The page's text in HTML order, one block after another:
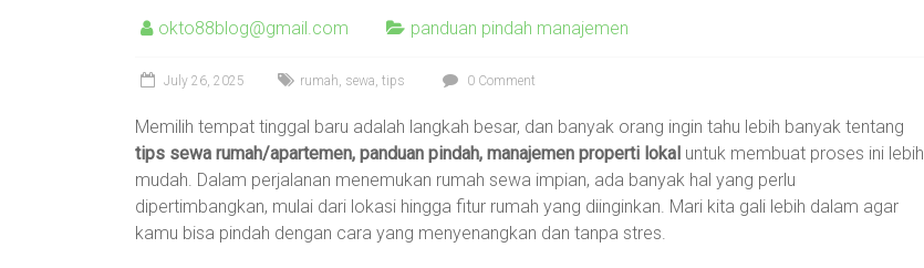
okto88blog@gmail.com panduan pindah manajemen
July 26, 2025 rumah, sewa, tips 0 Comment
Memilih tempat tinggal baru adalah langkah besar, dan banyak orang ingin tahu lebih banyak tentang
tips sewa rumah/apartemen, panduan pindah, manajemen properti lokal untuk membuat proses ini lebih
mudah. Dalam perjalanan menemukan rumah sewa impian, ada banyak hal yang perlu
dipertimbangkan, mulai dari lokasi hingga fitur rumah yang diinginkan. Mari kita gali lebih dalam agar
kamu bisa pindah dengan cara yang menyenangkan dan tanpa stres.